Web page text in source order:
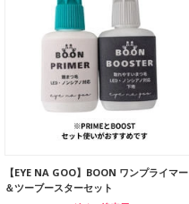
【EYE NA GOO】BOON ワンプライマー
＆ツーブースターセット